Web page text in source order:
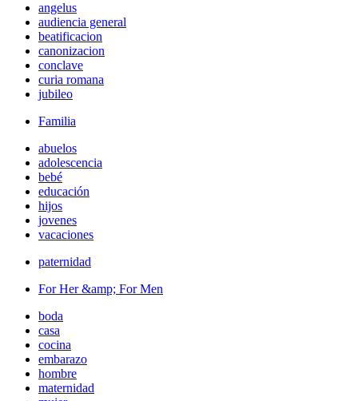
angelus
audiencia general
beatificacion
canonizacion
conclave
curia romana
jubileo
Familia
abuelos
adolescencia
bebé
educación
hijos
jovenes
vacaciones
paternidad
For Her &amp; For Men
boda
casa
cocina
embarazo
hombre
maternidad